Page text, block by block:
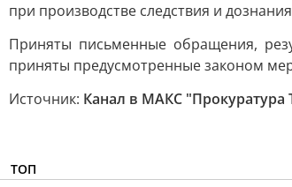
при производстве следствия и
Приняты письменные обращения,
приняты предусмотренные законом
Источник: Канал в МАКС "Прокуратура
ТОП